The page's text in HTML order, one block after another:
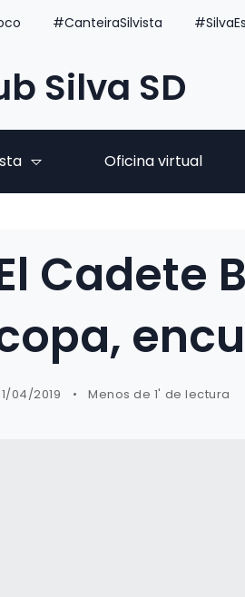
#CanteiraSilvista
Silva SD
Oficina virtual
Cadete
04/2019 Menos de 1' de lectura